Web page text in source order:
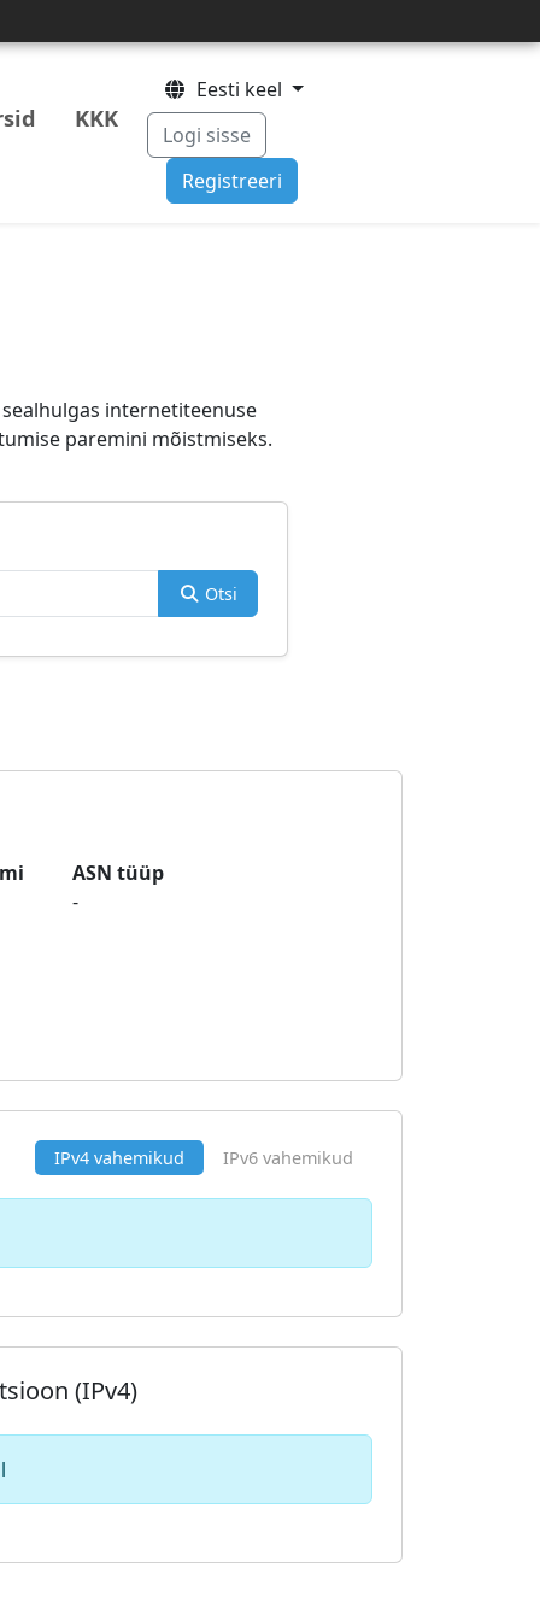
KKK
Eesti keel
Logi sisse
Registreeri
internetiteenuse
paremini mõistmiseks.
Otsi
ASN tüüp
-
IPv4 vahemikud IPv6 vahemikud
(IPv4)